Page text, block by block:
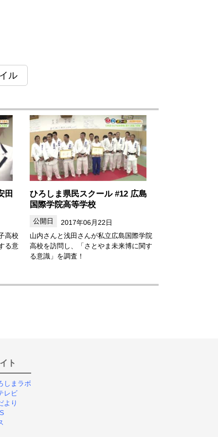
ル
田
高校
る意
ひろしま県民スクール #12 広島
国際学院高等学校
2017年06月22日
山内さんと浅田さんが私立広島国際学院
高校を訪問し、「さとやま未来博に関す
る意識」を調査！
ト
しまラボ
レビ
より